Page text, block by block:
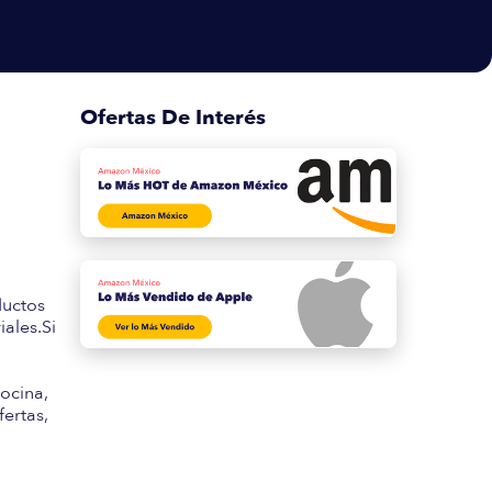
Ofertas De Interés